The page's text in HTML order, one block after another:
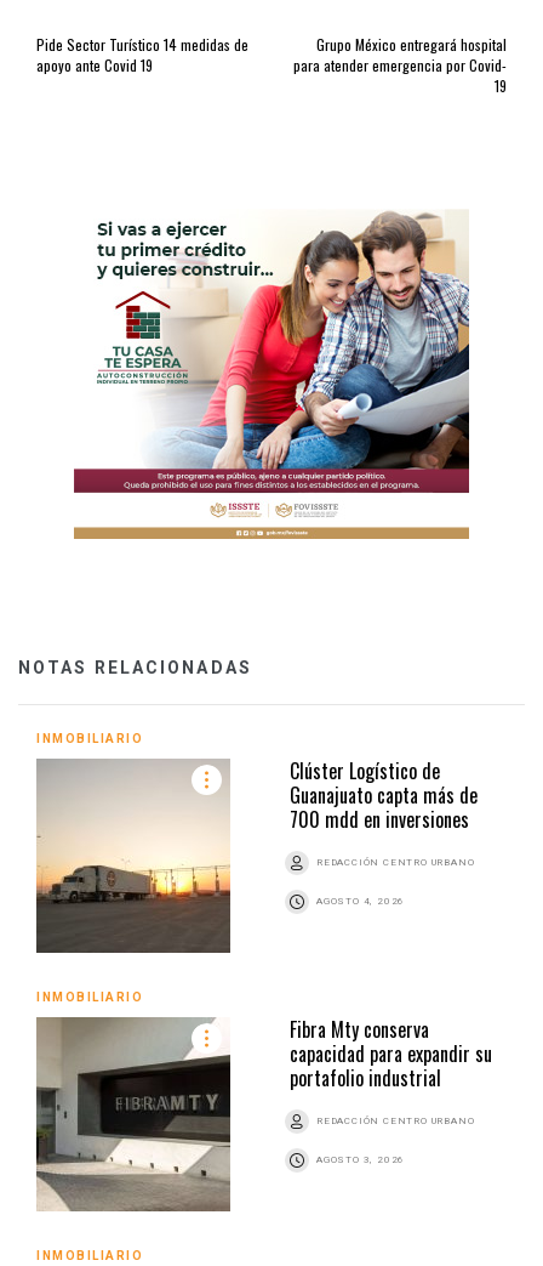
Pide Sector Turístico 14 medidas de
apoyo ante Covid 19
Grupo México entregará hospital
para atender emergencia por Covid-
19
NOTAS RELACIONADAS
INMOBILIARIO
Clúster Logístico de
Guanajuato capta más de
700 mdd en inversiones
REDACCIÓN CENTRO URBANO
AGOSTO 4, 2026
INMOBILIARIO
Fibra Mty conserva
capacidad para expandir su
portafolio industrial
REDACCIÓN CENTRO URBANO
AGOSTO 3, 2026
INMOBILIARIO